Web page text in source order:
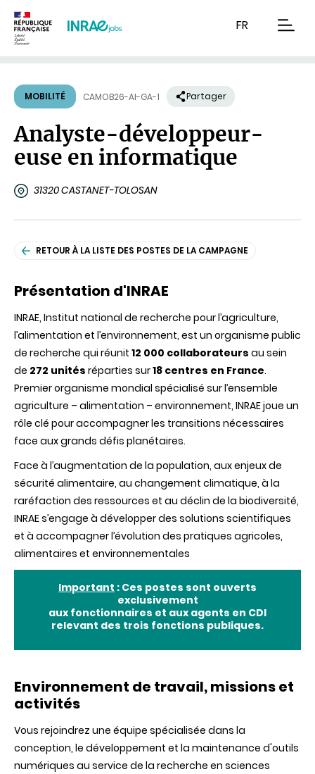
FR
MOBILITÉ CAMOB26-AI-GA-1 Partager
Analyste-développeur-
euse en informatique
31320 CASTANET-TOLOSAN
RETOUR À LA LISTE DES POSTES DE LA CAMPAGNE
Présentation d'INRAE
INRAE, Institut national de recherche pour l’agriculture,
l’alimentation et l’environnement, est un organisme public
de recherche qui réunit 12 000 collaborateurs au sein
de 272 unités réparties sur18 centres en France.
Premier organisme mondial spécialisé sur l’ensemble
agriculture – alimentation – environnement, INRAE joue un
rôle clé pour accompagner les transitions nécessaires
face aux grands défis planétaires.
Face à l’augmentation de la population, aux enjeux de
sécurité alimentaire, au changement climatique, à la
raréfaction des ressources et au déclin de la biodiversité,
INRAE s’engage à développer des solutions scientifiques
et à accompagner l’évolution des pratiques agricoles,
alimentaires et environnementales
Important : Ces postes sont ouverts
exclusivement
aux fonctionnaires et aux agents en CDI
relevant des trois fonctions publiques.
Environnement de travail, missions et
activités
Vous rejoindrez une équipe spécialisée dans la
conception, le développement et la maintenance d'outils
numériques au service de la recherche en sciences